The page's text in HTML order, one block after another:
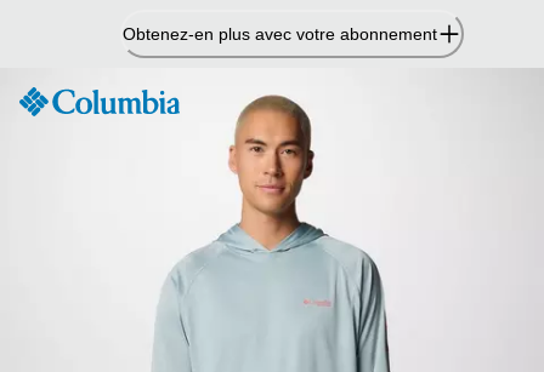
Obtenez-en plus avec votre abonnement